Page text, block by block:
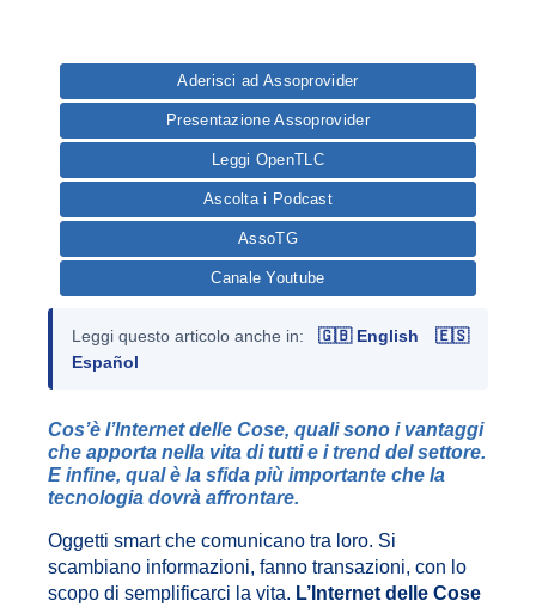
Aderisci ad Assoprovider
Presentazione Assoprovider
Leggi OpenTLC
Ascolta i Podcast
AssoTG
Canale Youtube
Leggi questo articolo anche in: 🇬🇧 English
🇪🇸
Español
Cos’è l’Internet delle Cose, quali sono i vantaggi
che apporta nella vita di tutti e i trend del settore.
E infine, qual è la sfida più importante che la
tecnologia dovrà affrontare.
Oggetti smart che comunicano tra loro. Si
scambiano informazioni, fanno transazioni, con lo
scopo di semplificarci la vita. L’Internet delle Cose